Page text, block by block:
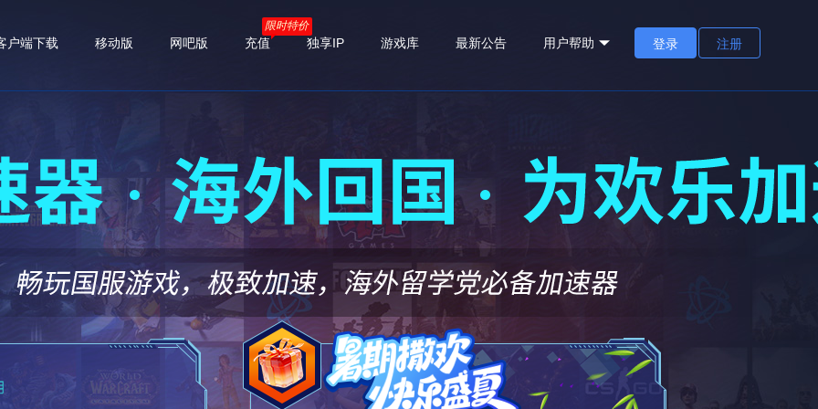
户端下载 移动版 网吧版 充值
限时特价
独享IP 游戏库 最新公告 用户帮助 登录 注册